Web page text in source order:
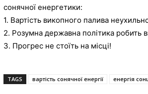
сонячної енергетики:
1. Вартість викопного палива
2. Розумна державна політика робить
3. Прогрес не стоїть на місці!
TAGS вартість сонячної енергії енергія